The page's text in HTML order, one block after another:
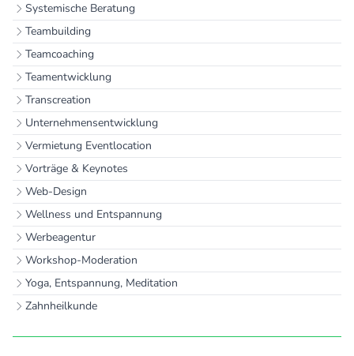
Systemische Beratung
Teambuilding
Teamcoaching
Teamentwicklung
Transcreation
Unternehmensentwicklung
Vermietung Eventlocation
Vorträge & Keynotes
Web-Design
Wellness und Entspannung
Werbeagentur
Workshop-Moderation
Yoga, Entspannung, Meditation
Zahnheilkunde